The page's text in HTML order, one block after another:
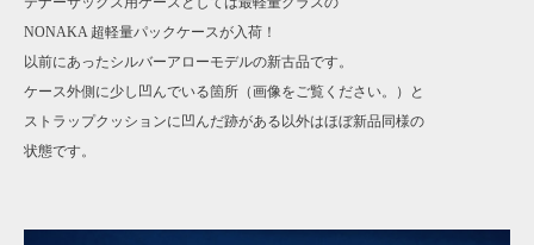
NONAKA 超軽量パックケースが入荷！
以前にあったシルバーアローモデルの新古品です。
ケース外側に少し凹んでいる箇所（画像をご覧ください。）と
ストラップクッションに凹んだ跡がある以外はほぼ新品同様の
状態です。